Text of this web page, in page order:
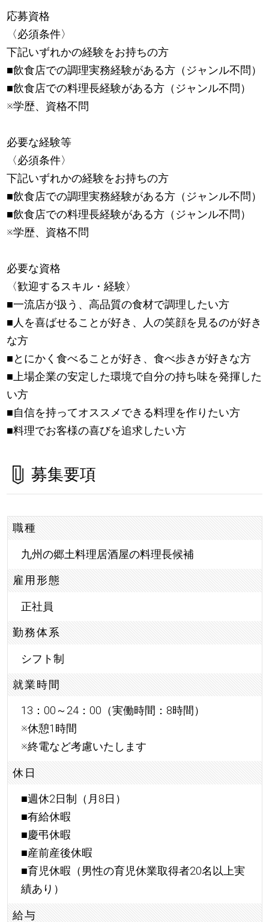
応募資格
〈必須条件〉
下記いずれかの経験をお持ちの方
■飲食店での調理実務経験がある方（ジャンル不問）
■飲食店での料理長経験がある方（ジャンル不問）
※学歴、資格不問
必要な経験等
〈必須条件〉
下記いずれかの経験をお持ちの方
■飲食店での調理実務経験がある方（ジャンル不問）
■飲食店での料理長経験がある方（ジャンル不問）
※学歴、資格不問
必要な資格
〈歓迎するスキル・経験〉
■一流店が扱う、高品質の食材で調理したい方
■人を喜ばせることが好き、人の笑顔を見るのが好き
な方
■とにかく食べることが好き、食べ歩きが好きな方
■上場企業の安定した環境で自分の持ち味を発揮した
い方
■自信を持ってオススメできる料理を作りたい方
■料理でお客様の喜びを追求したい方
募集要項
職種
九州の郷土料理居酒屋の料理長候補
雇用形態
正社員
勤務体系
シフト制
就業時間
13：00～24：00（実働時間：8時間）
※休憩1時間
※終電など考慮いたします
休日
■週休2日制（月8日）
■有給休暇
■慶弔休暇
■産前産後休暇
■育児休暇（男性の育児休業取得者20名以上実
績あり）
給与